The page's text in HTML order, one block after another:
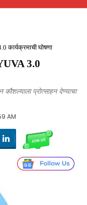
कार्यक्रमाची घोषणा
3.0
प्रोत्साहन देण्याचा
AM